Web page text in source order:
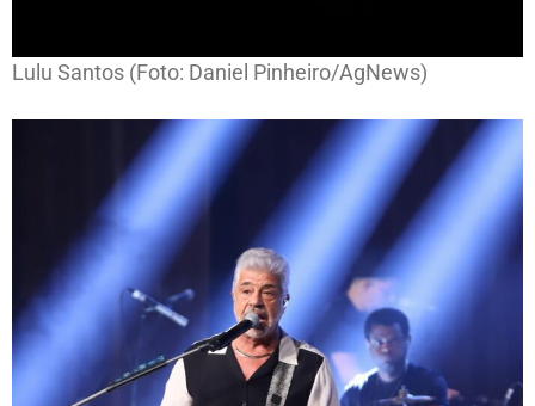
Lulu Santos (Foto: Daniel Pinheiro/AgNews)